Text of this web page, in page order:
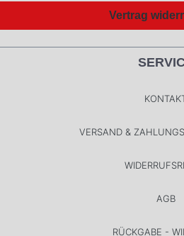
Vertrag
VERSAND &
AGB
RÜCKGABE -